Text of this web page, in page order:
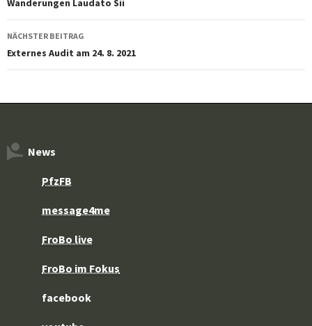
Wanderungen Laudato Sii
NÄCHSTER BEITRAG
Externes Audit am 24. 8. 2021
News
PfzFB
message4me
FroBo live
FroBo im Fokus
facebook